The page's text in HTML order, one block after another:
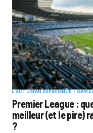
ACTUSFAN EXPERIENCE - GAME
Premier League :
meilleur (et le pire)
?